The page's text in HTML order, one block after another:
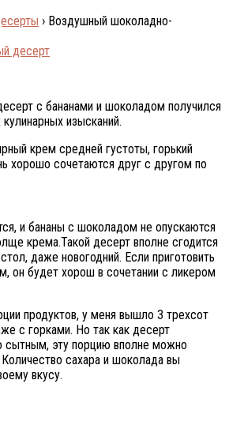
› Воздушный шоколадно-
с бананами и шоколадом получился
изысканий.
крем средней густоты, горький
хорошо сочетаются друг с другом по
и бананы с шоколадом не опускаются
крема.Такой десерт вполне сгодится
даже новогодний. Если приготовить
он будет хорош в сочетании с ликером
продуктов, у меня вышло 3 трехсот
с горками. Но так как десерт
сытным, эту порцию вполне можно
сахара и шоколада вы
вкусу.